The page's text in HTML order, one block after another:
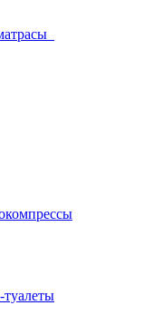
туалеты